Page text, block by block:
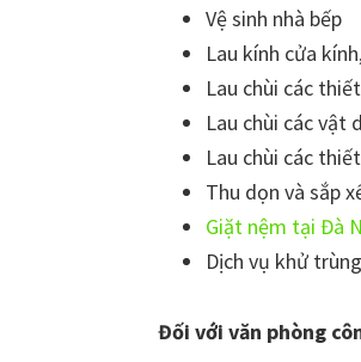
Vệ sinh nhà bếp
Lau kính cửa
Lau chùi các
Lau chùi các vật
Lau chùi các
Thu dọn và sắp
Giặt nệm tại Đà
Dịch vụ khử
Đối với văn phòng